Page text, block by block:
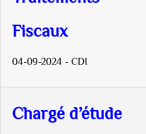
Fiscaux
04-09-2024 - CDI
Chargé d’étude